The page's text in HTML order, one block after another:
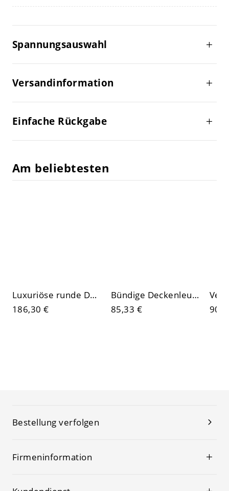
Spannungsauswahl
Versandinformation
Einfache Rückgabe
Am beliebtesten
Luxuriöse runde Deckenleuchte (bündig) mit eisstrukturierter Resin-Halo und gebürstetem Metallfinish
186,30 €
Bündige Deckenleuchte im französischen Landhausstil mit kunstvollen floralen Reliefdetails
85,33 €
Bestellung verfolgen
Firmeninformation